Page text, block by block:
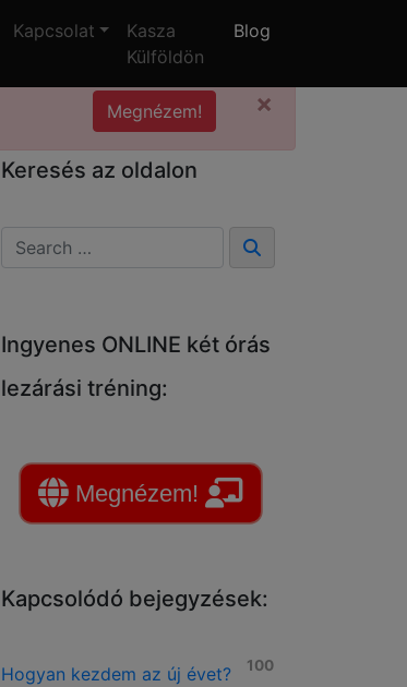
Kapcsolat
Kasza
Külföldön
Blog
Megnézem! ×
Keresés az oldalon
Ingyenes ONLINE két órás
lezárási tréning:
Megnézem!
Kapcsolódó bejegyzések:
100
Hogyan kezdem az új évet?